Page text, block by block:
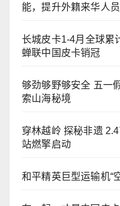
能，提升外籍来华人
长城皮卡1-4月全球累
蝉联中国皮卡销冠
够劲够野够安全 五一
索山海秘境
穿林越岭 探秘非遗
站燃擎启动
和平精英巨型运输机“